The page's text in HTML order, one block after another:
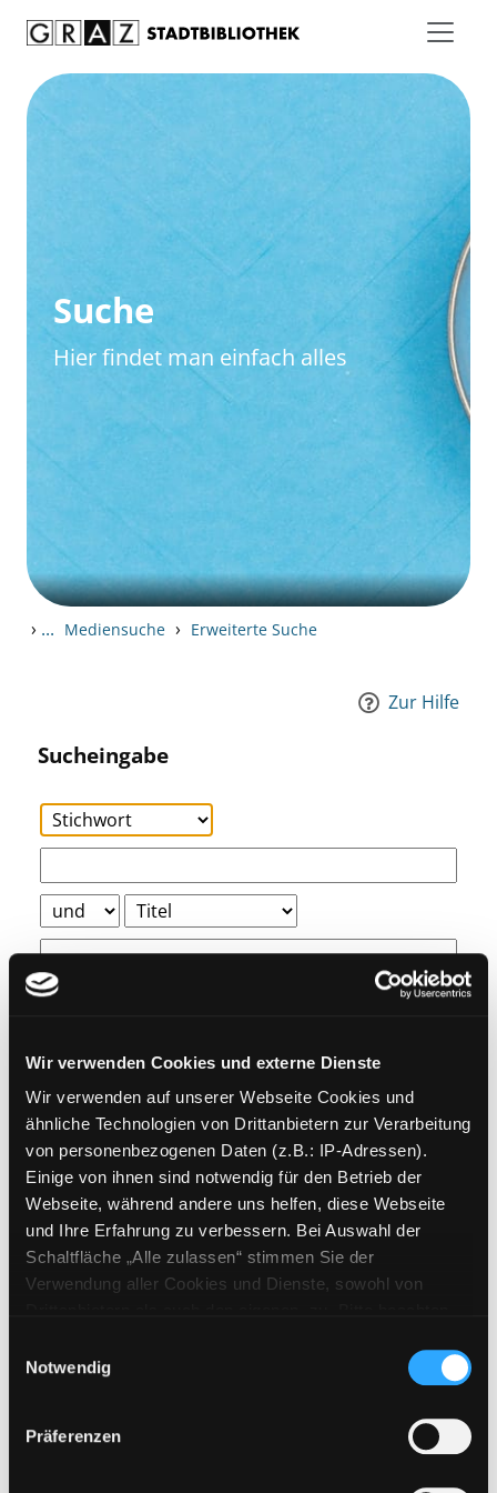
Wir verwenden Cookies und externe Dienste
Wir verwenden auf unserer Webseite Cookies und
ähnliche Technologien von Drittanbietern zur Verarbeitung
von personenbezogenen Daten (z.B.: IP-Adressen).
Einige von ihnen sind notwendig für den Betrieb der
Webseite, während andere uns helfen, diese Webseite
und Ihre Erfahrung zu verbessern. Bei Auswahl der
Schaltfläche „Alle zulassen“ stimmen Sie der
Verwendung aller Cookies und Dienste, sowohl von
Cookies von Drittanbietern, eine Verarbeitung in
unsicheren Drittländern (Länder außerhalb des EWR
ohne adäquates Datenschutzniveau) stattfinden kann. In
diesem Zusammenhang können aktuell Risiken für
Notwendig
Präferenzen
Suche
Hier findet man einfach alles
› ... Mediensuche › Erweiterte Suche
Zur Hilfe
Sucheingabe
Weitere Suchkriterien
Erwerbungen der letzten Tage
Jahr von
Medien anzeigen, die nach dem Jahr veröffentlicht
Jahr bis
Medien anzeigen, die vor dem
E-Medien
Mediengruppe